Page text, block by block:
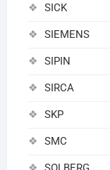
SICK
SIEMENS
SIPIN
SIRCA
SKP
SMC